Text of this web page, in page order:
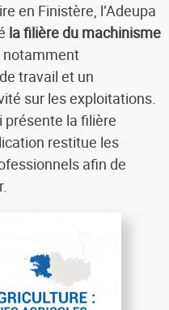
en Finistère, l’Adeupa
la filière du machinisme
notamment
travail et un
sur les exploitations.
présente la filière
restitue les
afin de